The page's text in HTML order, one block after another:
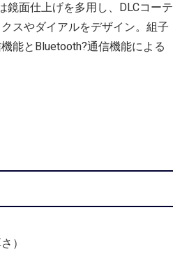
鏡面仕上げを多用し、DLCコーテ
スやダイアルをデザイン。組子
能とBluetooth?通信機能による
）